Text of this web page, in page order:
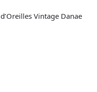
Vintage Danae